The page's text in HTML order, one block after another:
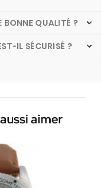
BONNE QUALITÉ ?
IL SÉCURISÉ ?
aimer